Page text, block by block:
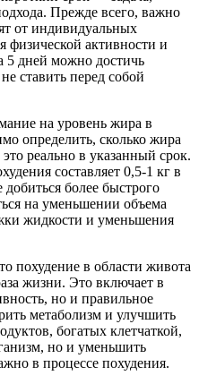
Прежде всего, важно
от индивидуальных
физической активности и
5 дней можно достичь
ставить перед собой
на уровень жира в
определить, сколько жира
реально в указанный срок.
составляет 0,5-1 кг в
более быстрого
на уменьшении объема
жидкости и уменьшения
похудение в области живота
жизни. Это включает в
но и правильное
метаболизм и улучшить
богатых клетчаткой,
но и уменьшить
в процессе похудения.